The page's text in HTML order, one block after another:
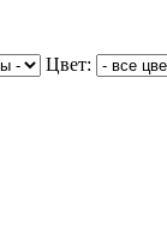
Цвет: